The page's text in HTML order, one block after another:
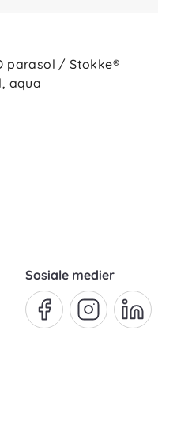
parasol / Stokke®
aqua
Sosiale medier